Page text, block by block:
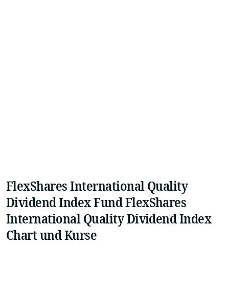
FlexShares International Quality
Dividend Index Fund FlexShares
International Quality Dividend Index
Chart und Kurse